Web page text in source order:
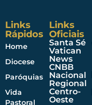
Links
Rápidos
Home
Diocese
Paróquias
Vida
Pastoral
Links
Oficiais
Santa Sé
Vatican
News
CNBB
Nacional
Regional
Centro-
Oeste